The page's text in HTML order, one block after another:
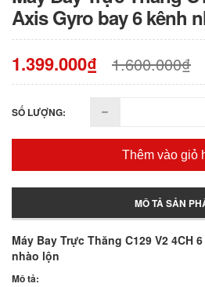
Axis Gyro bay 6 kênh
1.399.000₫ 1.600.000₫
SỐ LƯỢNG:
Thêm vào giỏ
MÔ TẢ SẢN
Máy Bay Trực Thăng C129 V2 4CH
nhào lộn
Mô tả: